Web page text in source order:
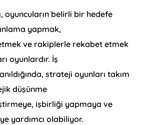
oyuncuların belirli bir hedefe
yapmak,
ve rakiplerle rekabet etmek
oyunlardır. İş
strateji oyunları takım
düşünme
işbirliği yapmaya ve
yardımcı olabiliyor.